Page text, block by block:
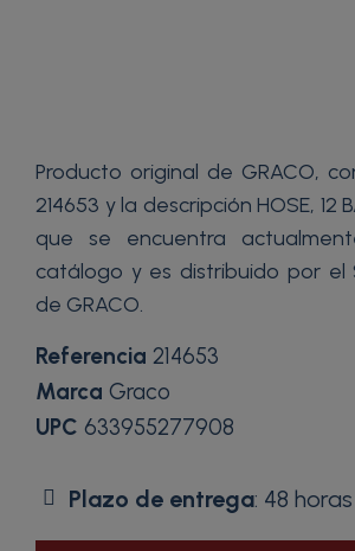
Producto original de GRACO,
214653 y la descripción HOSE, 12
que se encuentra
catálogo y es distribuido por el
de GRACO.
Referencia 214653
Marca Graco
UPC 633955277908
Plazo de entrega: 48 horas